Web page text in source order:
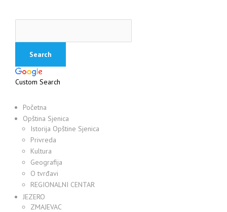
Custom Search
Početna
Opština Sjenica
Istorija Opštine Sjenica
Privreda
Kultura
Geografija
O tvrđavi
REGIONALNI CENTAR
JEZERO
ZMAJEVAC